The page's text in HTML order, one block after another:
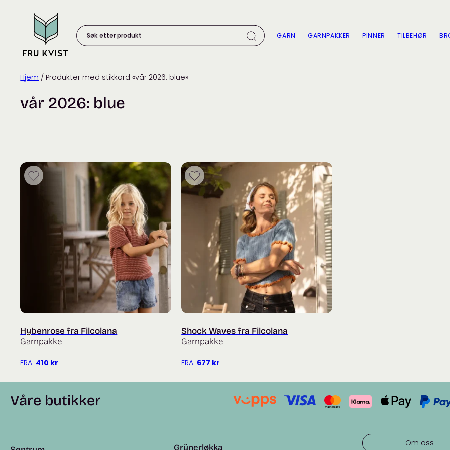
content
etter
produkt:
GARN GARNPAKKER PINNER TILBEHØR
Hjem / Produkter med stikkord «vår 2026: blue»
vår 2026: blue
Hybenrose fra Filcolana
Garnpakke
FRA: 410 kr
Shock Waves fra Filcolana
Garnpakke
FRA: 677 kr
Våre butikker
Grünerløkka Om oss